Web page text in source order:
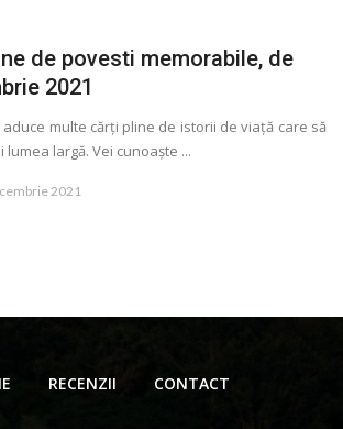
de povesti memorabile, de
2021
aduce multe cărţi pline de istorii de viaţă care să
largă. Vei cunoaște ...
2021
RECENZII CONTACT